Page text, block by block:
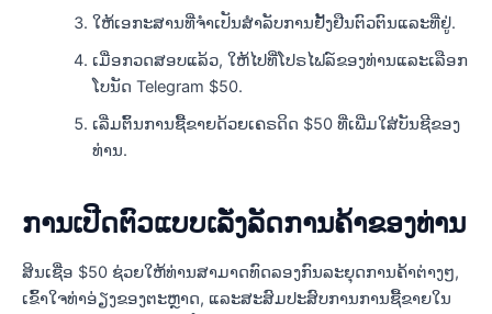
ໃຫ້ເອກະສານທີ່ຈໍາເປັນສໍາລັບການຢັ້ງຢືນຕົວຕົນແລະທີ່ຢູ່.
ເມື່ອກວດສອບແລ້ວ, ໃຫ້ໄປທີ່ໂປຣໄຟລ໌ຂອງທ່ານແລະເລືອກ
ໂບນັດ Telegram $50.
ເລີ່ມຕົ້ນການຊື້ຂາຍດ້ວຍເຄຣດິດ $50 ທີ່ເພີ່ມໃສ່ບັນຊີຂອງ
ທ່ານ.
ການເປີດຕົວແບບເລັ່ງລັດການຄ້າຂອງທ່ານ
ສິນເຊື່ອ $50 ຊ່ວຍໃຫ້ທ່ານສາມາດທົດລອງກົນລະຍຸດການຄ້າຕ່າງໆ,
ເຂົ້າໃຈທ່າອ່ຽງຂອງຕະຫຼາດ, ແລະສະສົມປະສົບການການຊື້ຂາຍໃນ